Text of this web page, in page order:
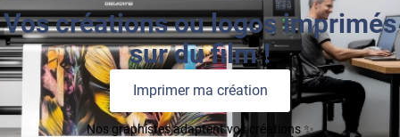
Vos créations ou logos imprimés
sur du film !
Imprimer ma création
Nos graphistes adaptent vos créations ✨